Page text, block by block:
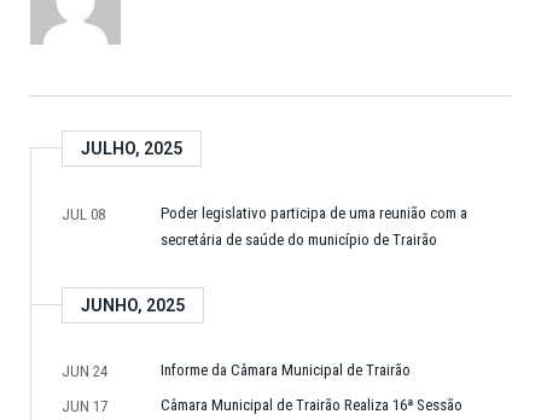
JULHO, 2025
JUL 08
Poder legislativo participa de uma reunião com a
secretária de saúde do município de Trairão
JUNHO, 2025
JUN 24
Informe da Câmara Municipal de Trairão
JUN 17
Câmara Municipal de Trairão Realiza 16ª Sessão